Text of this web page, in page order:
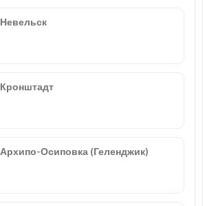
Невельск
Кронштадт
Архипо-Осиповка (Геленджик)